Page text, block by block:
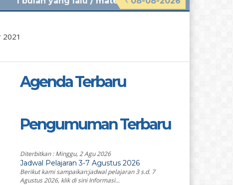
2021
Agenda Terbaru
Pengumuman Terbaru
Diterbitkan :Minggu, 2 Agu 2026
Jadwal Pelajaran 3-7 Agustus 2026
Berikut kami sampaikan:jadwal pelajaran 3 s.d. 7
Agustus 2026, klik di sini Informasi...